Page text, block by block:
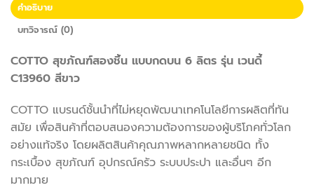
คำอธิบาย
บทวิจารณ์ (0)
COTTO สุขภัณฑ์สองชิ้น แบบกดบน 6 ลิตร รุ่น เวนดี้
C13960 สีขาว
COTTO แบรนด์ชั้นนำที่ไม่หยุดพัฒนาเทคโนโลยีการผลิตที่ทัน
สมัย เพื่อสินค้าที่ตอบสนองความต้องการของผู้บริโภคทั่วโลก
อย่างแท้จริง โดยผลิตสินค้าคุณภาพหลากหลายชนิด ทั้ง
กระเบื้อง สุขภัณฑ์ อุปกรณ์ครัว ระบบประปา และอื่นๆ อีก
มากมาย